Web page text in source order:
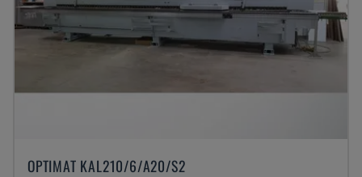
OPTIMAT KAL210/6/A20/S2